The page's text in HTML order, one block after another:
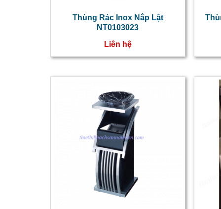
Thùng Rác Inox Nắp Lật
NT0103023
Liên hệ